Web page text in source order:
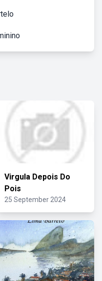
Virgula Depois Do
Pois
25 September 2024